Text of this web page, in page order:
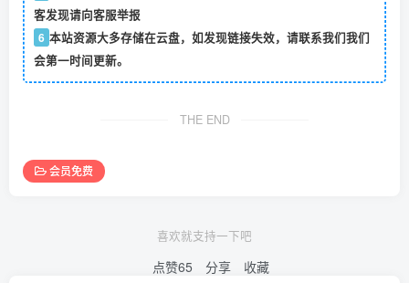
客发现请向客服举报
6 本站资源大多存储在云盘，如发现链接失效，请联系我们我们
会第一时间更新。
THE END
会员免费
喜欢就支持一下吧
点赞65 分享 收藏